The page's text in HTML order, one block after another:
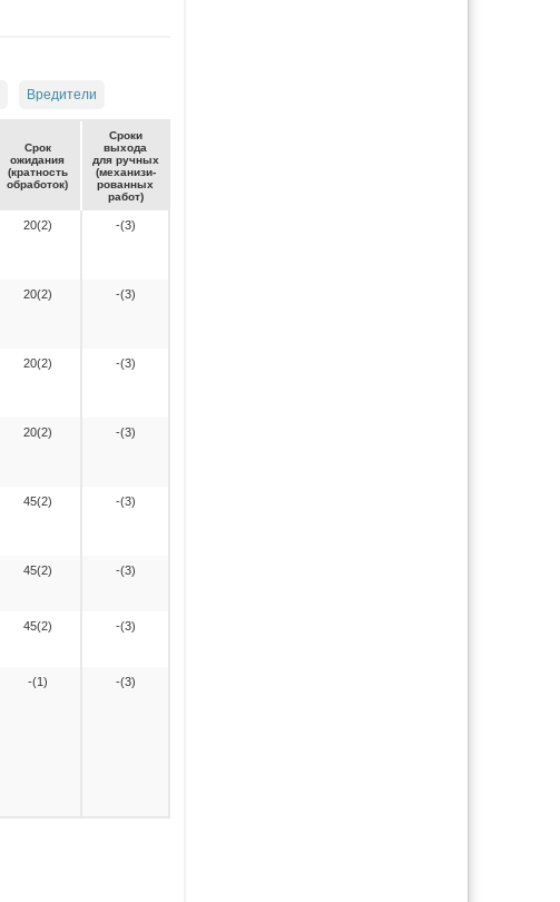
Вредители
Срок
ожи­да­ния
(крат­ность
об­ра­бо­ток)
Сро­ки
вы­хо­да
для руч­ных
(ме­ха­ни­зи­
ро­ван­ных
ра­бот)
20(2) -(3)
20(2) -(3)
20(2) -(3)
20(2) -(3)
45(2) -(3)
45(2) -(3)
45(2) -(3)
-(1) -(3)